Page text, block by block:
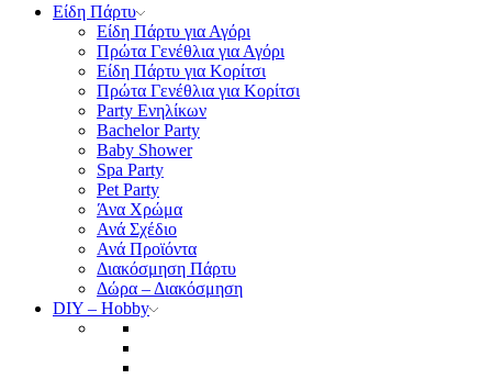
Είδη Πάρτυ
Είδη Πάρτυ για Αγόρι
Πρώτα Γενέθλια για Αγόρι
Είδη Πάρτυ για Κορίτσι
Πρώτα Γενέθλια για Κορίτσι
Party Ενηλίκων
Bachelor Party
Baby Shower
Spa Party
Pet Party
Άνα Χρώμα
Ανά Σχέδιο
Ανά Προϊόντα
Διακόσμηση Πάρτυ
Δώρα – Διακόσμηση
DIY – Hobby